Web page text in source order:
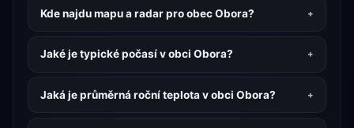
Kde najdu mapu a radar pro obec Obora?
Jaké je typické počasí v obci Obora?
Jaká je průměrná roční teplota v obci Obora?